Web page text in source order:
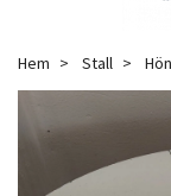
Hem Stall